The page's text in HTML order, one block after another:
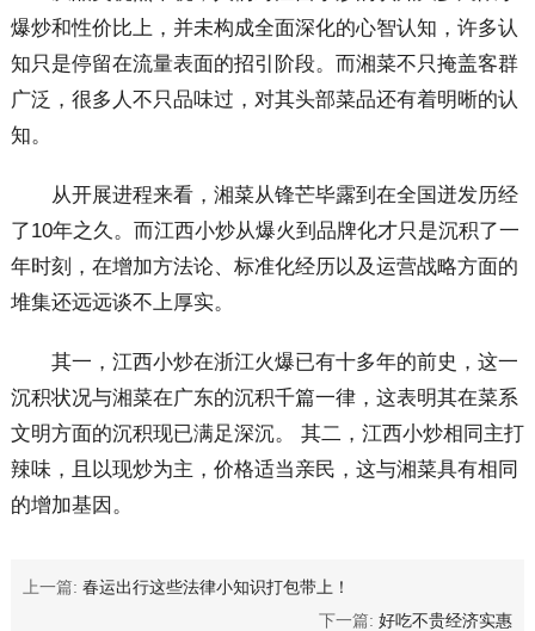
爆炒和性价比上，并未构成全面深化的心智认知，许多认
知只是停留在流量表面的招引阶段。而湘菜不只掩盖客群
广泛，很多人不只品味过，对其头部菜品还有着明晰的认
知。
从开展进程来看，湘菜从锋芒毕露到在全国迸发历经
了10年之久。而江西小炒从爆火到品牌化才只是沉积了一
年时刻，在增加方法论、标准化经历以及运营战略方面的
堆集还远远谈不上厚实。
其一，江西小炒在浙江火爆已有十多年的前史，这一
沉积状况与湘菜在广东的沉积千篇一律，这表明其在菜系
文明方面的沉积现已满足深沉。 其二，江西小炒相同主打
辣味，且以现炒为主，价格适当亲民，这与湘菜具有相同
的增加基因。
上一篇: 春运出行这些法律小知识打包带上！
下一篇:好吃不贵经济实惠